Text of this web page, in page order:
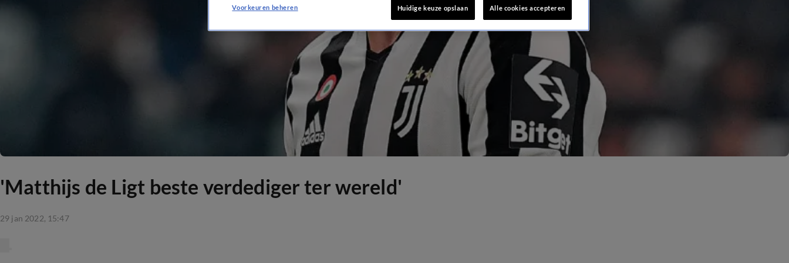
'Matthijs de Ligt beste verdediger ter wereld'
29 jan 2022, 15:47
Voorkeuren beheren Huidige keuze opslaan Alle cookies accepteren